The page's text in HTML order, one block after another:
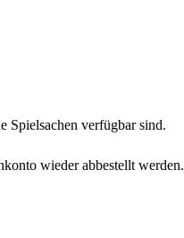
Spielsachen verfügbar sind.
wieder abbestellt werden.